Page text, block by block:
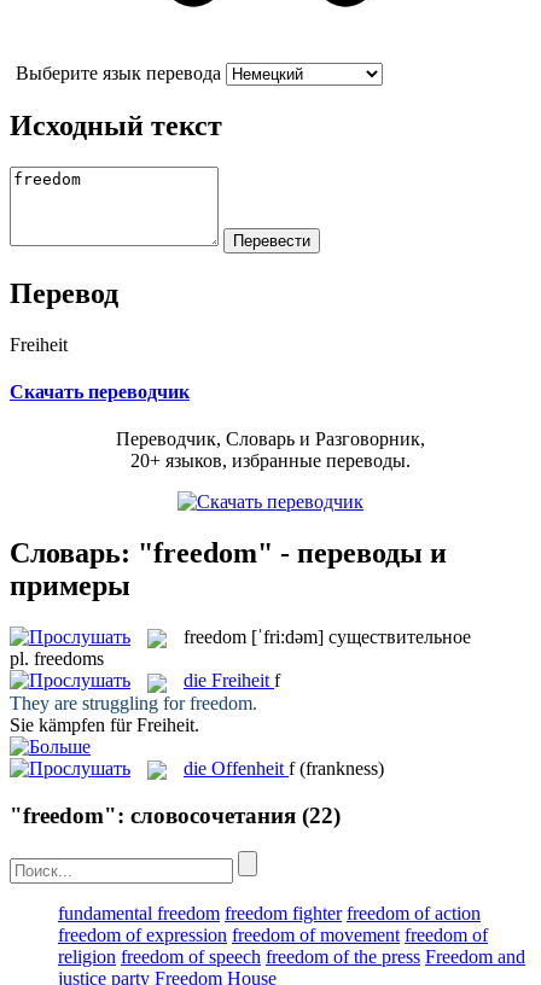
Выберите язык перевода
Исходный текст
Перевод
Freiheit
Скачать переводчик
Переводчик, Словарь и Разговорник,
20+ языков, избранные переводы.
Словарь: "freedom" - переводы и
примеры
freedom [ˈfri:dəm] существительное
pl. freedoms
die Freiheit f
They are struggling forfreedom.
Sie kämpfen fürFreiheit.
die Offenheit f (frankness)
"freedom": словосочетания (22)
fundamental freedom freedom fighter freedom of action
freedom of expression freedom of movement freedom of
religion freedom of speech freedom of the press Freedom and
justice party Freedom House